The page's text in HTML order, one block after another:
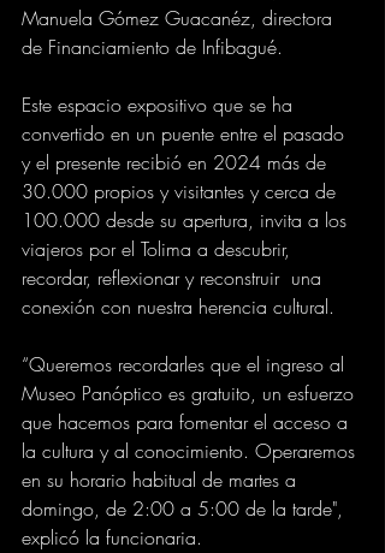
Manuela Gómez Guacanéz, directora
de Financiamiento de Infibagué.
Este espacio expositivo que se ha
convertido en un puente entre el pasado
y el presente recibió en 2024 más de
30.000 propios y visitantes y cerca de
100.000 desde su apertura, invita a los
viajeros por el Tolima a descubrir,
recordar, reflexionar y reconstruir  una
conexión con nuestra herencia cultural.
“Queremos recordarles que el ingreso al
Museo Panóptico es gratuito, un esfuerzo
que hacemos para fomentar el acceso a
la cultura y al conocimiento. Operaremos
en su horario habitual de martes a
domingo, de 2:00 a 5:00 de la tarde",
explicó la funcionaria.